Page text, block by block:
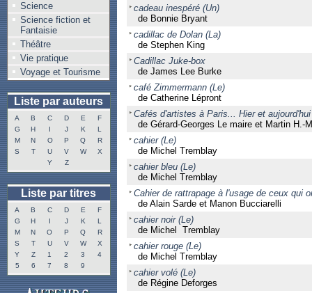
Science
Science fiction et
Fantaisie
Théâtre
Vie pratique
Voyage et Tourisme
Liste par auteurs
A B C D E
F
G
H I J K
L
M
N O P Q
R
S
T U V W
X
Y
Z
Liste par titres
A B C D E
F
G
H I J K
L
M
N O P Q
R
S
T U V W
X
Y
Z 1 2 3
4
5
6 7 8 9
cadeau inespéré (Un)
de Bonnie Bryant
cadillac de Dolan (La)
de Stephen King
Cadillac Juke-box
de James Lee Burke
café Zimmermann (Le)
de Catherine Lépront
Cafés d'artistes à Paris... Hier et aujourd'hui
de Gérard-Georges Le maire et Martin H.-
cahier (Le)
de Michel Tremblay
cahier bleu (Le)
de Michel Tremblay
Cahier de rattrapage à l'usage de ceux qui
de Alain Sarde et Manon Bucciarelli
cahier noir (Le)
de Michel Tremblay
cahier rouge (Le)
de Michel Tremblay
cahier volé (Le)
de Régine Deforges